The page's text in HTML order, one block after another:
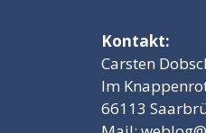
Kontakt:
Carsten
Im
66113